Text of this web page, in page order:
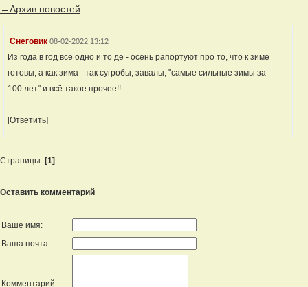
←Архив новостей
Снеговик 08-02-2022 13:12
Из года в год всё одно и то де - осень рапортуют про то, что к зиме
готовы, а как зима - так сугробы, завалы, "самые сильные зимы за
100 лет" и всё такое прочее!!
[Ответить]
Страницы: [1]
Оставить комментарий
Ваше имя:
Ваша почта:
Комментарий: